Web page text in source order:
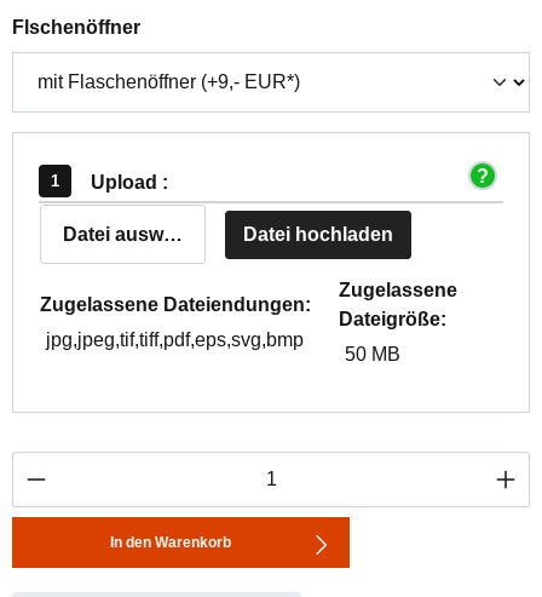
Flschenöffnerauswählen
Upload :
Datei auswählen Datei hochladen
Zugelassene Dateiendungen:
jpg,jpeg,tif,tiff,pdf,eps,svg,bmp
Zugelassene
Dateigröße:
50 MB
Produkt Anzahl: Gib den gewünschten
In den Warenkorb